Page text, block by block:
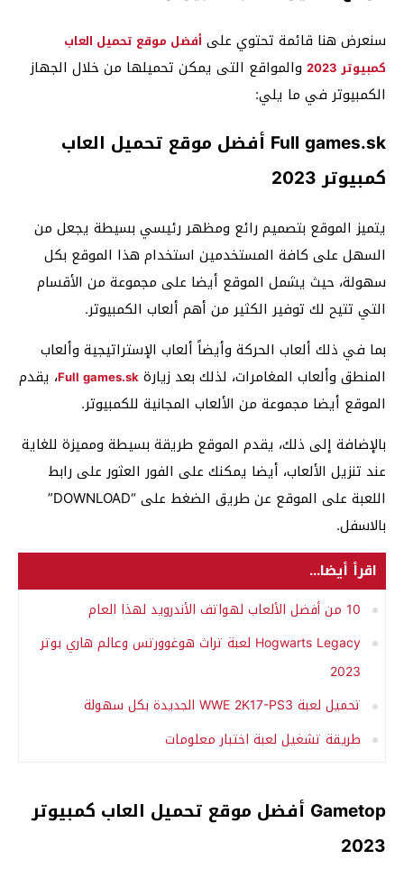
سنعرض هنا قائمة تحتوي على أفضل موقع تحميل العاب
كمبيوتر 2023
والمواقع التى يمكن تحميلها من خلال الجهاز
الكمبيوتر في ما يلي:
Full games.sk أفضل موقع تحميل العاب
كمبيوتر 2023
يتميز الموقع بتصميم رائع ومظهر رئيسي بسيطة يجعل من
السهل على كافة المستخدمين استخدام هذا الموقع بكل
سهولة، حيث يشمل الموقع أيضا على مجموعة من الأقسام
التي تتيح لك توفير الكثير من أهم ألعاب الكمبيوتر.
بما في ذلك ألعاب الحركة وأيضاً ألعاب الإستراتيجية وألعاب
المنطق وألعاب المغامرات، لذلك بعد زيارة Full games.sk، يقدم
الموقع أيضا مجموعة من الألعاب المجانية للكمبيوتر.
بالإضافة إلى ذلك، يقدم الموقع طريقة بسيطة ومميزة للغاية
عند تنزيل الألعاب، أيضا يمكنك على الفور العثور على رابط
اللعبة على الموقع عن طريق الضغط على “DOWNLOAD”
بالاسفل.
اقرأ أيضا...
10 من أفضل الألعاب لهواتف الأندرويد لهذا العام
Hogwarts Legacy لعبة تراث هوغوورتس وعالم هاري بوتر
2023
تحميل لعبة WWE 2K17-PS3 الجديدة بكل سهولة
طريقة تشغيل لعبة اختبار معلومات
Gametop أفضل موقع تحميل العاب كمبيوتر
2023